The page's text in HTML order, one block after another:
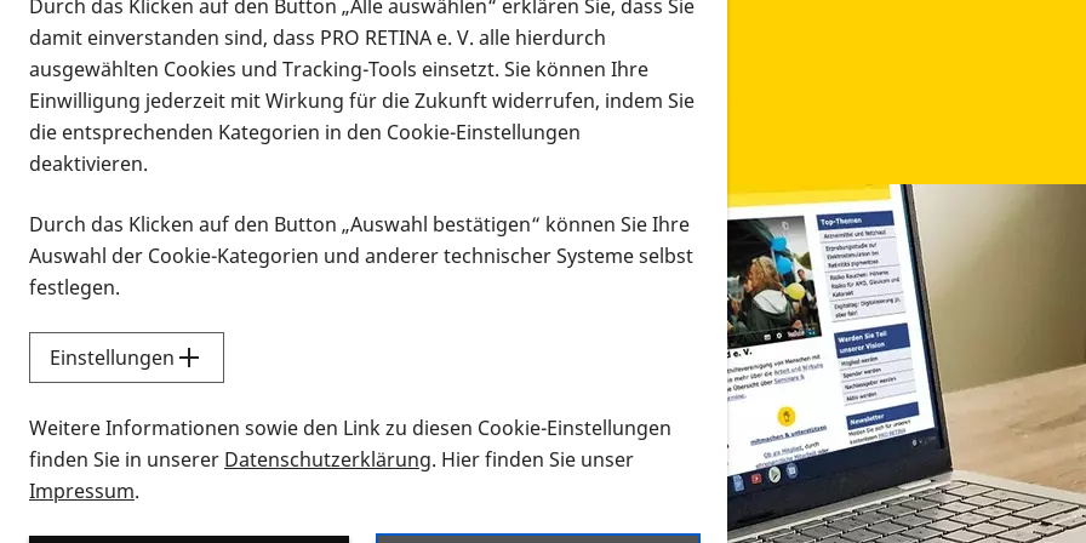
Infomaterial
Infomaterial
Vorlesen
Alle Infomaterialien in verschiedenen Formaten an
Sie möchten wissen, wie Sie nach Infonmaterial suchen und dieses bestellen bzw. herunterladen
Durch das Klicken auf den Button „Alle auswählen“ erklären Sie, dass Sie
damit einverstanden sind, dass PRO RETINA e. V. alle hierdurch
ausgewählten Cookies und Tracking-Tools einsetzt. Sie können Ihre
Einwilligung jederzeit mit Wirkung für die Zukunft widerrufen, indem Sie
die entsprechenden Kategorien in den Cookie-Einstellungen
deaktivieren.
Durch das Klicken auf den Button „Auswahl bestätigen“ können Sie Ihre
Auswahl der Cookie-Kategorien und anderer technischer Systeme selbst
festlegen.
Einstellungen
Weitere Informationen sowie den Link zu diesen Cookie-Einstellungen
finden Sie in unserer Datenschutzerklärung. Hier finden Sie unser
Impressum.